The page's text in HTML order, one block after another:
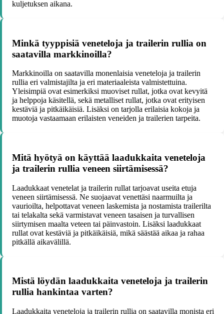
kuljetuksen aikana.
Minkä tyyppisiä veneteloja ja trailerin rullia on
saatavilla markkinoilla?
Markkinoilla on saatavilla monenlaisia veneteloja ja trailerin
rullia eri valmistajilta ja eri materiaaleista valmistettuina.
Yleisimpiä ovat esimerkiksi muoviset rullat, jotka ovat kevyitä
ja helppoja käsitellä, sekä metalliset rullat, jotka ovat erityisen
kestäviä ja pitkäikäisiä. Lisäksi on tarjolla erilaisia kokoja ja
muotoja vastaamaan erilaisten veneiden ja trailerien tarpeita.
Mitä hyötyä on käyttää laadukkaita veneteloja
ja trailerin rullia veneen siirtämisessä?
Laadukkaat venetelat ja trailerin rullat tarjoavat useita etuja
veneen siirtämisessä. Ne suojaavat venettäsi naarmuilta ja
vaurioilta, helpottavat veneen laskemista ja nostamista trailerilta
tai telakalta sekä varmistavat veneen tasaisen ja turvallisen
siirtymisen maalta veteen tai päinvastoin. Lisäksi laadukkaat
rullat ovat kestäviä ja pitkäikäisiä, mikä säästää aikaa ja rahaa
pitkällä aikavälillä.
Mistä löydän laadukkaita veneteloja ja trailerin
rullia hankintaa varten?
Laadukkaita veneteloja ja trailerin rullia on saatavilla monista eri